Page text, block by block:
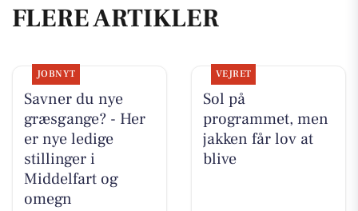
FLERE ARTIKLER
JOBNYT
Savner du nye
græsgange? - Her
er nye ledige
stillinger i
Middelfart og
omegn
VEJRET
Sol på
programmet, men
jakken får lov at
blive